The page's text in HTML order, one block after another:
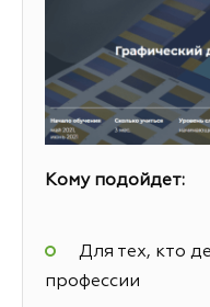
Кому подойдет:
Для тех, кто
профессии